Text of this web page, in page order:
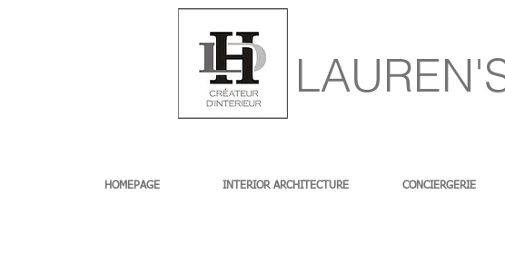
HOMEPAGE INTERIOR ARCHITECTURE CONCIERGERIE